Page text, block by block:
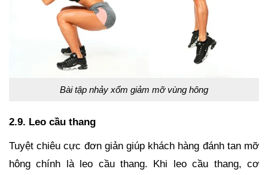
Bài tập nhảy xổm giảm mỡ vùng hông
2.9. Leo cầu thang
Tuyệt chiêu cực đơn giản giúp khách hàng đánh tan mỡ
hông chính là leo cầu thang. Khi leo cầu thang, cơ